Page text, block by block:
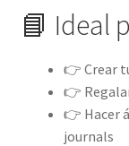
📘 Ideal
👉 Crear
👉
👉 Hacer
journals